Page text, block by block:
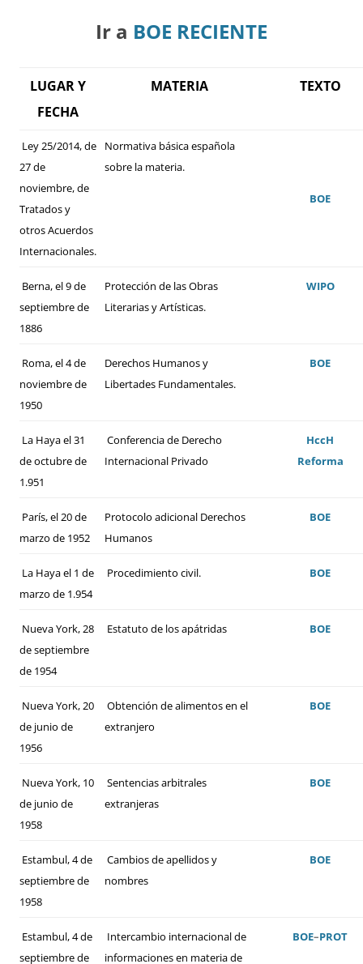
Ir a BOE RECIENTE
LUGAR Y
FECHA
MATERIA TEXTO
Ley 25/2014, de
27 de
noviembre, de
Tratados y
otros Acuerdos
Internacionales.
Normativa básica española
sobre la materia.
BOE
Berna, el 9 de
septiembre de
1886
Protección de las Obras
Literarias y Artísticas.
WIPO
Roma, el 4 de
noviembre de
1950
Derechos Humanos y
Libertades Fundamentales.
BOE
La Haya el 31
de octubre de
1.951
Conferencia de Derecho
Internacional Privado
HccH
Reforma
París, el 20 de
marzo de 1952
Protocolo adicional Derechos
Humanos
BOE
La Haya el 1 de
marzo de 1.954
Procedimiento civil. BOE
Nueva York, 28
de septiembre
de 1954
Estatuto de los apátridas BOE
Nueva York, 20
de junio de
1956
Obtención de alimentos en el
extranjero
BOE
Nueva York, 10
de junio de
1958
Sentencias arbitrales
extranjeras
BOE
Estambul, 4 de
septiembre de
1958
Cambios de apellidos y
nombres
BOE
Estambul, 4 de
septiembre de
Intercambio internacional de
informaciones en materia de
BOE–PROT